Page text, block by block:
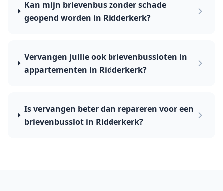
Kan mijn brievenbus zonder schade
geopend worden in Ridderkerk?
Vervangen jullie ook brievenbussloten in
appartementen in Ridderkerk?
Is vervangen beter dan repareren voor een
brievenbusslot in Ridderkerk?